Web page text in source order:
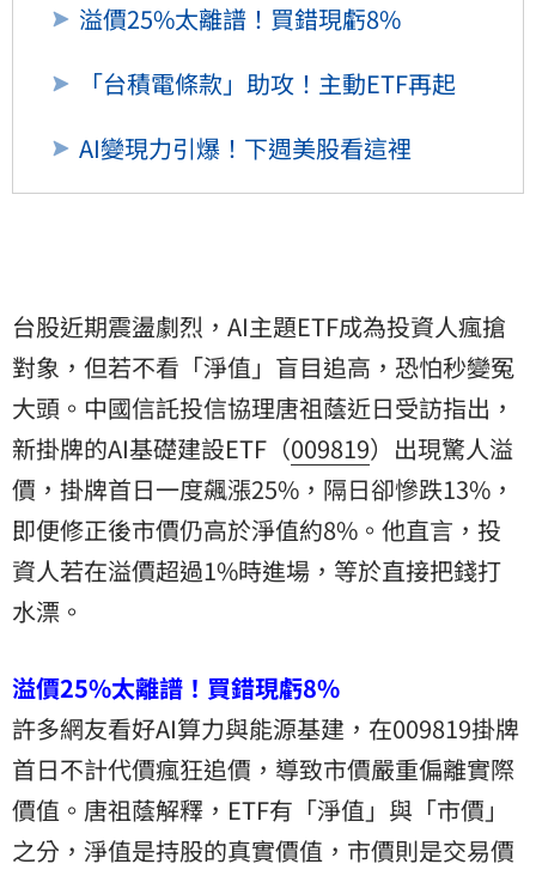
溢價25%太離譜！買錯現虧8%
「台積電條款」助攻！主動ETF再起
AI變現力引爆！下週美股看這裡
台股近期震盪劇烈，AI主題ETF成為投資人瘋搶
對象，但若不看「淨值」盲目追高，恐怕秒變冤
大頭。中國信託投信協理唐祖蔭近日受訪指出，
新掛牌的AI基礎建設ETF（009819）出現驚人溢
價，掛牌首日一度飆漲25%，隔日卻慘跌13%，
即便修正後市價仍高於淨值約8%。他直言，投
資人若在溢價超過1%時進場，等於直接把錢打
水漂。
溢價25%太離譜！買錯現虧8%
許多網友看好AI算力與能源基建，在009819掛牌
首日不計代價瘋狂追價，導致市價嚴重偏離實際
價值。唐祖蔭解釋，ETF有「淨值」與「市價」
之分，淨值是持股的真實價值，市價則是交易價